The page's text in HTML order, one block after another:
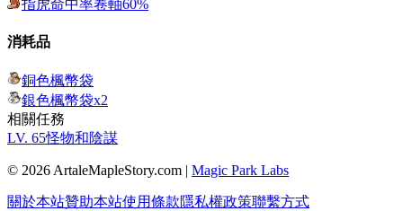
指虎命中率卷軸60%
消耗品
銅色楓幣袋
銀色楓幣袋x2
相關任務
LV. 65怪物和陰謀
© 2026 ArtaleMapleStory.com | Magic Park Labs
關於本站贊助本站使用條款隱私權政策聯繫方式